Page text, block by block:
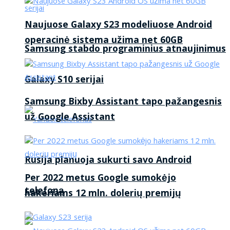
Samsung stabdo programinius atnaujinimus
Galaxy S10 serijai
Rusija planuoja sukurti savo Android
telefoną
Naujuose Galaxy S23 modeliuose Android
operacinė sistema užima net 60GB
Samsung Bixby Assistant tapo pažangesnis
už Google Assistant
Per 2022 metus Google sumokėjo
hakeriams 12 mln. dolerių premijų